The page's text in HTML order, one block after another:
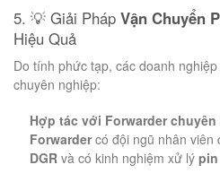
5. 💡 Giải Pháp Vận Chuyển
Hiệu Quả
Do tính phức tạp, các doanh
chuyên nghiệp:
Hợp tác với Forwarder
Forwarder có đội ngũ nhân
DGR và có kinh nghiệm xử lý